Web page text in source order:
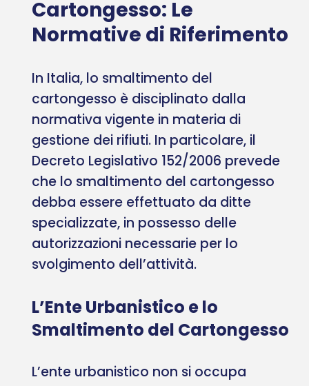
Cartongesso: Le
Normative di Riferimento
In Italia, lo smaltimento del
cartongesso è disciplinato dalla
normativa vigente in materia di
gestione dei rifiuti. In particolare, il
Decreto Legislativo 152/2006 prevede
che lo smaltimento del cartongesso
debba essere effettuato da ditte
specializzate, in possesso delle
autorizzazioni necessarie per lo
svolgimento dell’attività.
L’Ente Urbanistico e lo
Smaltimento del Cartongesso
L’ente urbanistico non si occupa